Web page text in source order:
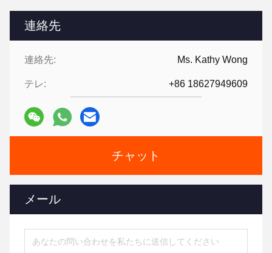
連絡先
連絡先: Ms. Kathy Wong
テレ: +86 18627949609
チャット
メール